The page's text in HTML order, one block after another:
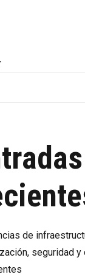
de
seguridad